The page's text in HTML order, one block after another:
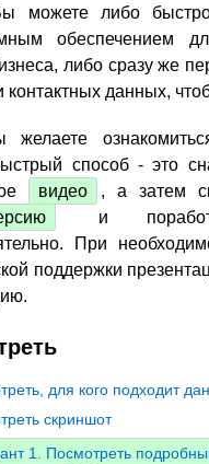
можете либо
обеспечением
либо сразу же
данных,
желаете
способ - это
видео
, а затем
и
При
поддержки
для кого подходит
скриншот
1. Посмотреть